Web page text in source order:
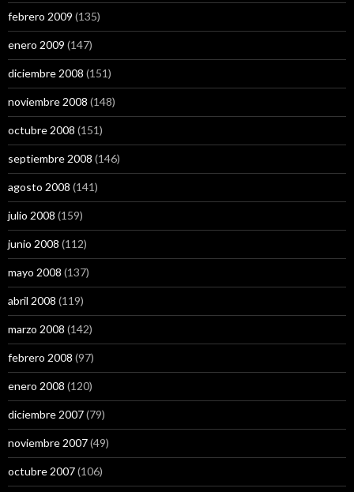
febrero 2009 (135)
enero 2009 (147)
diciembre 2008 (151)
noviembre 2008 (148)
octubre 2008 (151)
septiembre 2008 (146)
agosto 2008 (141)
julio 2008 (159)
junio 2008 (112)
mayo 2008 (137)
abril 2008 (119)
marzo 2008 (142)
febrero 2008 (97)
enero 2008 (120)
diciembre 2007(79)
noviembre 2007(49)
octubre 2007(106)